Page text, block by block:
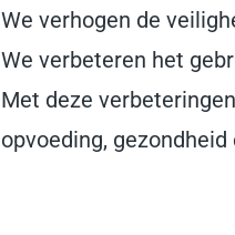
We verhogen de
We verbeteren het
Met deze
opvoeding,